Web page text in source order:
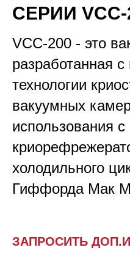
СЕРИИ
VCC-200 - это
разработанная
технологии
вакуумных
использования с
холодильного
Гиффорда Мак
ЗАПРОСИТЬ